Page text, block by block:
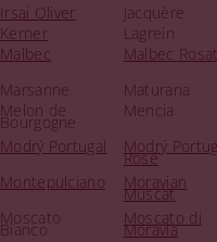
Irsai Oliver
Jacquère
Kerner
Lagrein
Malbec
Malbec
Marsanne
Maturana
Melon de
Bourgogne
Mencia
Modrý Portugal Modrý
Rosé
Montepulciano Moravian
Muscat
Moscato
Bianco
Moscato di
Moravia